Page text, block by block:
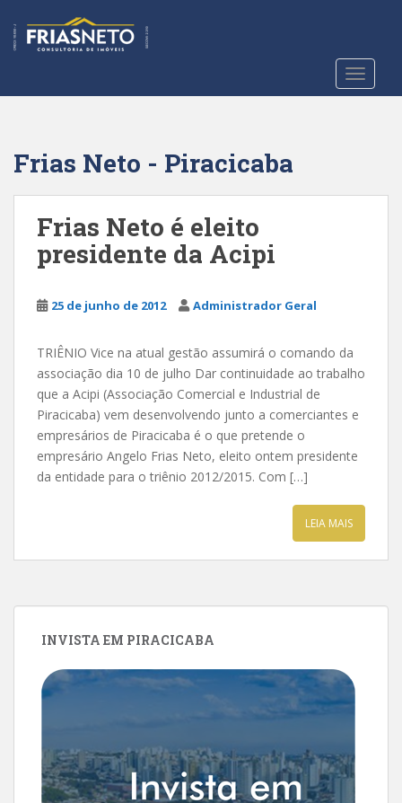
t
Frias Neto - Piracicaba
Frias Neto é eleito
presidente da Acipi
25 de junho de 2012 Administrador Geral
TRIÊNIO Vice na atual gestão assumirá o comando da
associação dia 10 de julho Dar continuidade ao trabalho
que a Acipi (Associação Comercial e Industrial de
Piracicaba) vem desenvolvendo junto a comerciantes e
empresários de Piracicaba é o que pretende o
empresário Angelo Frias Neto, eleito ontem presidente
da entidade para o triênio 2012/2015. Com […]
LEIA MAIS
INVISTA EM PIRACICABA